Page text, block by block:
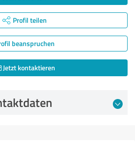
Profil teilen
beanspruchen
Jetzt kontaktieren